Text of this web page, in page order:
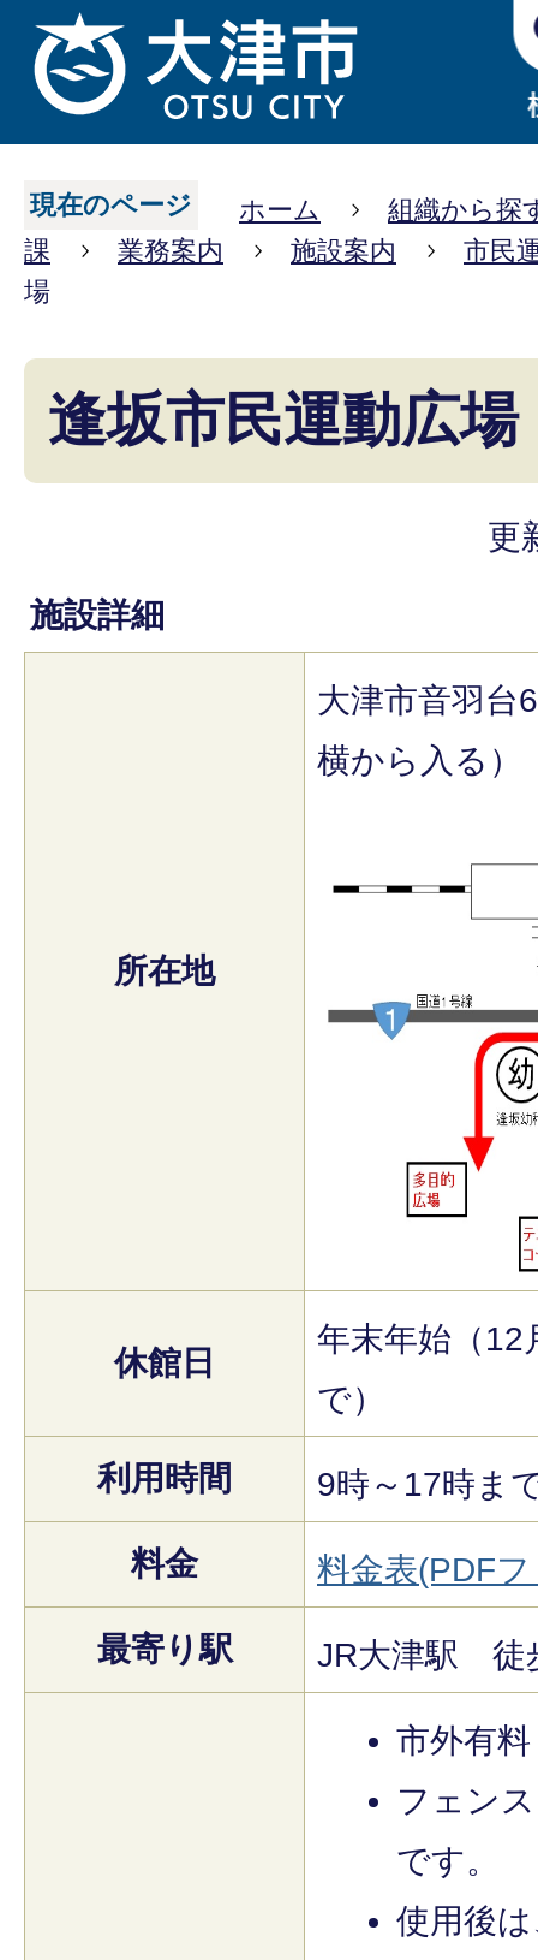
現在のページ ホーム
組織から探
課
業務案内 施設案内
市民
場
逢坂市民運動広場
更
施設詳細
所在地
大津市音羽台
横から入る）
休館日
年末年始（12
で）
利用時間 9時～17時ま
料金 料金表(PDF
最寄り駅 JR大津駅 徒
市外有料
フェン
です。
使用後